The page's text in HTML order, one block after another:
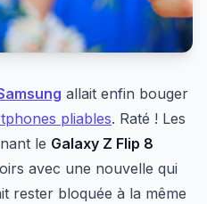
allait enfin bouger
pliables. Raté ! Les
le Galaxy Z Flip 8
avec une nouvelle qui
rester bloquée à la même